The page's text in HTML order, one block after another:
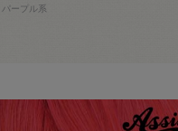
パープル系